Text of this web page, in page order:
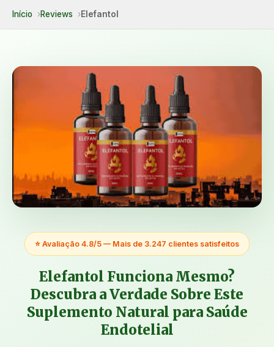
Início Reviews Elefantol
⭐ Avaliação 4.8/5 — Mais de 3.247 clientes satisfeitos
Elefantol Funciona Mesmo?
Descubra a Verdade Sobre Este
Suplemento Natural para Saúde
Endotelial